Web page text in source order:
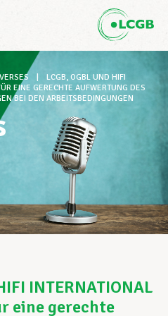
FR
Arbeitsalltag
LCGB, OGBL UND HIFI
EINE GERECHTE AUFWERTUNG DES
BEI DEN ARBEITSBEDINGUNGEN
INTERNATIONAL
eine gerechte